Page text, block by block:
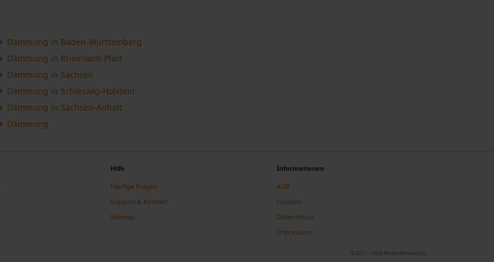
Dämmung in Baden-Württemberg
Dämmung in Rheinland-Pfalz
Dämmung in Sachsen
Dämmung in Schleswig-Holstein
Dämmung in Sachsen-Anhalt
Dämmung
Hilfe
Häufige Fragen
Support & Kontakt
Sitemap
Informationen
AGB
Cookies
Datenschutz
Impressum
© 2017 - 2026 Bedarfsmarkt.de